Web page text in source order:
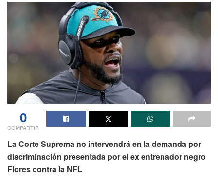
0
COMPARTIR
La Corte Suprema no intervendrá en la demanda por
discriminación presentada por el ex entrenador negro
Flores contra la NFL